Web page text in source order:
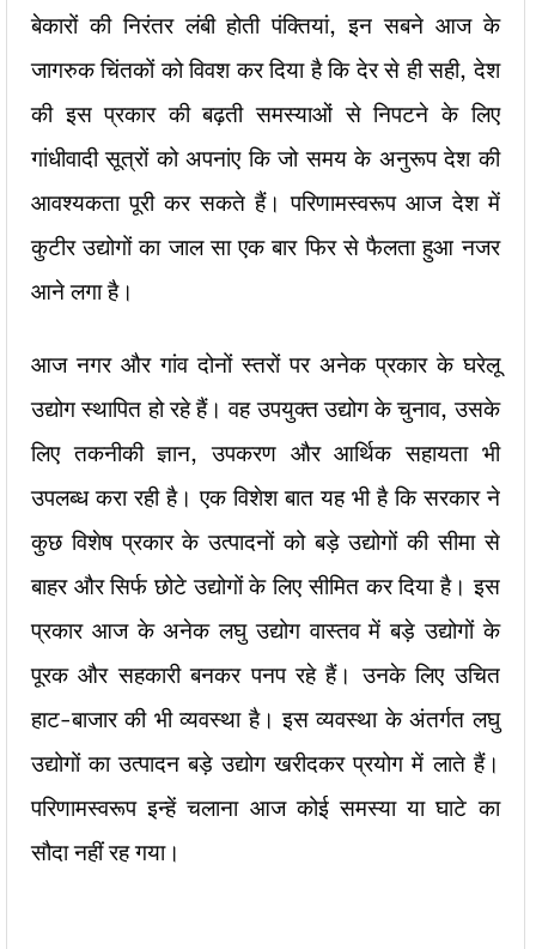
बेकारों की निरंतर लंबी होती पंक्तियां, इन सबने आज के
जागरुक चिंतकों को विवश कर दिया है कि देर से ही सही, देश
की इस प्रकार की बढ़ती समस्याओं से निपटने के लिए
गांधीवादी सूत्रों को अपनांए कि जो समय के अनुरूप देश की
आवश्यकता पूरी कर सकते हैं। परिणामस्वरूप आज देश में
कुटीर उद्योगों का जाल सा एक बार फिर से फैलता हुआ नजर
आने लगा है।
आज नगर और गांव दोनों स्तरों पर अनेक प्रकार के घरेलू
उद्योग स्थापित हो रहे हैं। वह उपयुक्त उद्योग के चुनाव, उसके
लिए तकनीकी ज्ञान, उपकरण और आर्थिक सहायता भी
उपलब्ध करा रही है। एक विशेश बात यह भी है कि सरकार ने
कुछ विशेष प्रकार के उत्पादनों को बड़े उद्योगों की सीमा से
बाहर और सिर्फ छोटे उद्योगों के लिए सीमित कर दिया है। इस
प्रकार आज के अनेक लघु उद्योग वास्तव में बड़े उद्योगों के
पूरक और सहकारी बनकर पनप रहे हैं। उनके लिए उचित
हाट-बाजार की भी व्यवस्था है। इस व्यवस्था के अंतर्गत लघु
उद्योगों का उत्पादन बड़े उद्योग खरीदकर प्रयोग में लाते हैं।
परिणामस्वरूप इन्हें चलाना आज कोई समस्या या घाटे का
सौदा नहीं रह गया।